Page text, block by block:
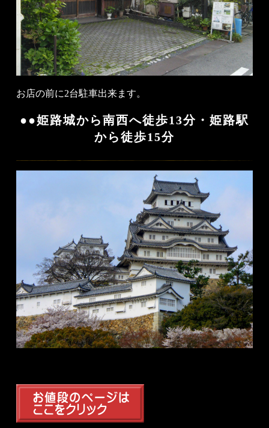
お店の前に2台駐車出来ます。
●●姫路城から南西へ徒歩13分・姫路駅
から徒歩15分